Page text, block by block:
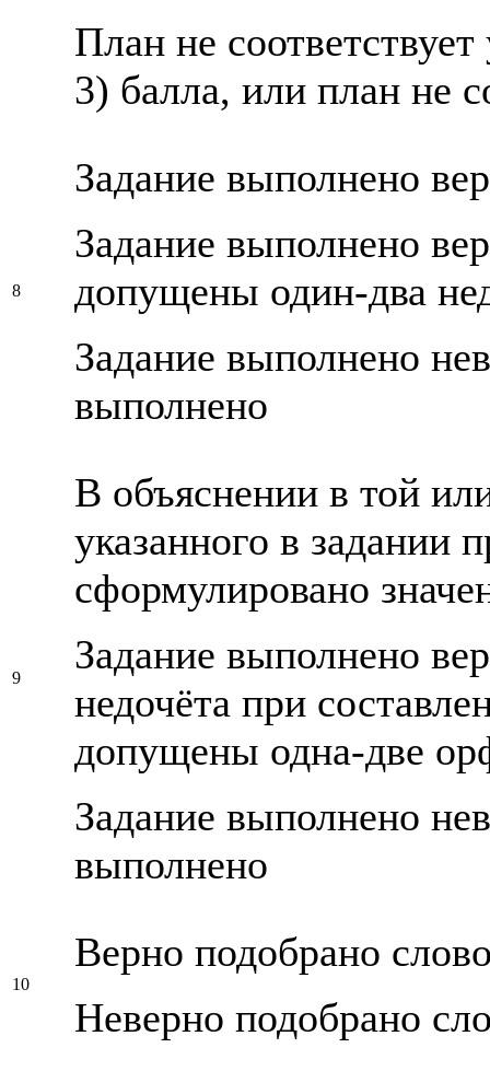
План не
3) балла, или план не
8
Задание выполнено
Задание выполнено
допущены один-два
Задание выполнено
выполнено
9
В объяснении в той
указанного в задании
сформулировано
Задание выполнено
недочёта при
допущены одна-две
Задание выполнено
выполнено
10
Верно подобрано
Неверно подобрано